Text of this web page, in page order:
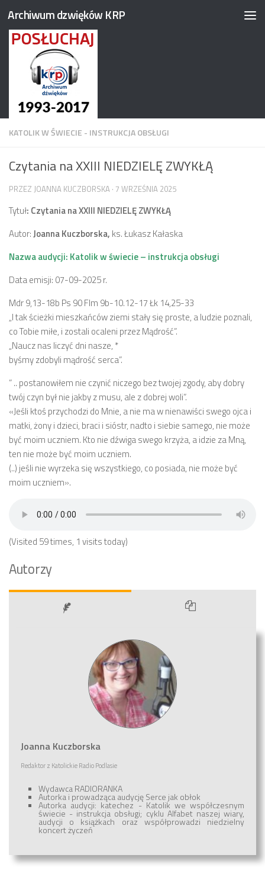
Przejdź do treści
Archiwum dzwięków KRP
KATOLIK W ŚWIECIE - INSTRUKCJA OBSŁUGI
Czytania na XXIII NIEDZIELĘ ZWYKŁĄ
PRZEZ JOANNA KUCZBORSKA · 7 WRZEŚNIA 2025
Tytuł: Czytania naXXIII NIEDZIELĘ ZWYKŁĄ
Autor:Joanna Kuczborska, ks. Łukasz Kałaska
Nazwa audycji: Katolik w świecie – instrukcja obsługi
Data emisji: 07-09-2025 r.
Mdr 9,13-18b Ps 90 Flm 9b-10.12-17 Łk 14,25-33
„I tak ścieżki mieszkańców ziemi stały się proste, a ludzie poznali,
co Tobie miłe, i zostali ocaleni przez Mądrość”.
„Naucz nas liczyć dni nasze, *
byśmy zdobyli mądrość serca”.
” .. postanowiłem nie czynić niczego bez twojej zgody, aby dobry
twój czyn był nie jakby z musu, ale z dobrej woli”.
«Jeśli ktoś przychodzi do Mnie, a nie ma w nienawiści swego ojca i
matki, żony i dzieci, braci i sióstr, nadto i siebie samego, nie może
być moim uczniem. Kto nie dźwiga swego krzyża, a idzie za Mną,
ten nie może być moim uczniem.
(..) jeśli nie wyrzeka się wszystkiego, co posiada, nie może być
moim uczniem».
(Visited 59 times, 1 visits today)
Autorzy
Joanna Kuczborska
Redaktorz Katolickie Radio Podlasie
Wydawca RADIORANKA
Autorka i prowadząca audycję Serce jak obłok
Autorka audycji: katechez - Katolik we współczesnym
świecie - instrukcja obsługi; cyklu Alfabet naszej wiary,
audycji o książkach oraz współprowadzi niedzielny
koncert życzeń